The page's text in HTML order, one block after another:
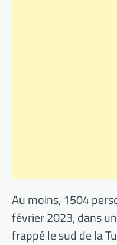
Au moins, 1504
février 2023, dans
frappé le sud de la